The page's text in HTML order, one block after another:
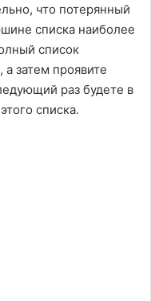
что потерянный
списка наиболее
список
затем проявите
раз будете в
списка.